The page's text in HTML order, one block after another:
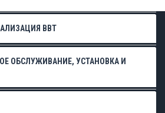
ВВТ
ОБСЛУЖИВАНИЕ, УСТАНОВКА И
деятельности,
сведений, составляющих